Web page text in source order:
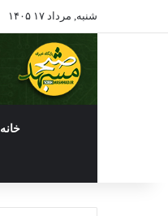
شنبه, مرداد ۱۷ ۱۴۰۵
خانه